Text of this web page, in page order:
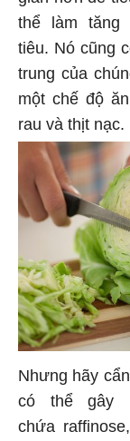
thể làm tăng
tiêu. Nó cũng
trung của
một chế độ
rau và thịt nạc.
Nhưng hãy
có thể gây
chứa